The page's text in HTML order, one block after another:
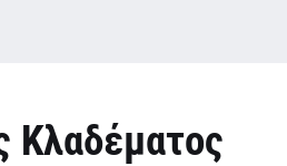
Κλαδέματος